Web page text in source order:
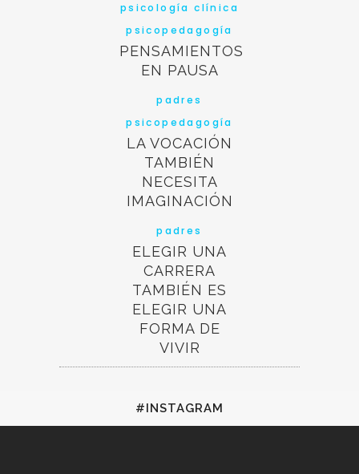
psicología clínica
psicopedagogía
PENSAMIENTOS
EN PAUSA
padres
psicopedagogía
LA VOCACIÓN
TAMBIÉN
NECESITA
IMAGINACIÓN
padres
ELEGIR UNA
CARRERA
TAMBIÉN ES
ELEGIR UNA
FORMA DE
VIVIR
#INSTAGRAM